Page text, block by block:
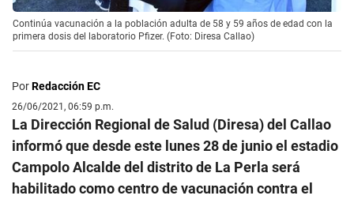
Continúa vacunación a la población adulta de 58 y 59 años de edad con la
primera dosis del laboratorio Pfizer. (Foto: Diresa Callao)
PorRedacción EC
26/06/2021, 06:59 p.m.
La Dirección Regional de Salud (Diresa) del Callao
informó que desde este lunes 28 de junio el estadio
Campolo Alcalde del distrito de La Perla será
habilitado como centro de vacunación contra el